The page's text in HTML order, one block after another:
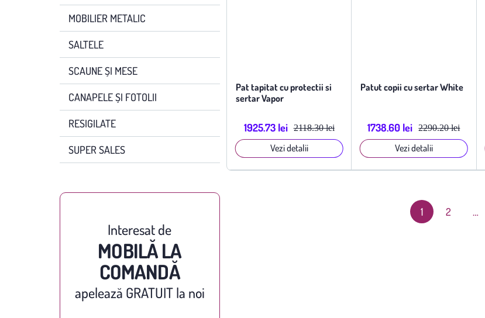
MOBILIER METALIC
SALTELE
SCAUNE ȘI MESE
CANAPELE ȘI FOTOLII
RESIGILATE
SUPER SALES
Interesat de
MOBILĂ LA
COMANDĂ
apelează GRATUIT la noi
Pat tapitat cu protectii si
sertar Vapor
2118.30 lei
1925.73 lei
Vezi detalii
Patut copii cu sertar White
2290.20 lei
1738.60 lei
Vezi detalii
1 2 …